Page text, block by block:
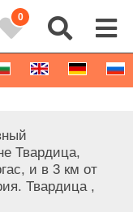
0
Твардица,
и в 3 км от
Твардица ,